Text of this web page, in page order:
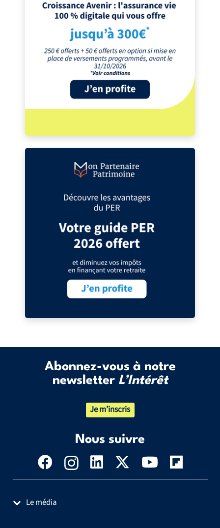
Abonnez-vous à notre
newsletter L’Intérêt
Je m’inscris
Nous suivre
Le média